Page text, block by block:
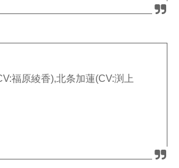
福原綾香),北条加蓮(CV:渕上